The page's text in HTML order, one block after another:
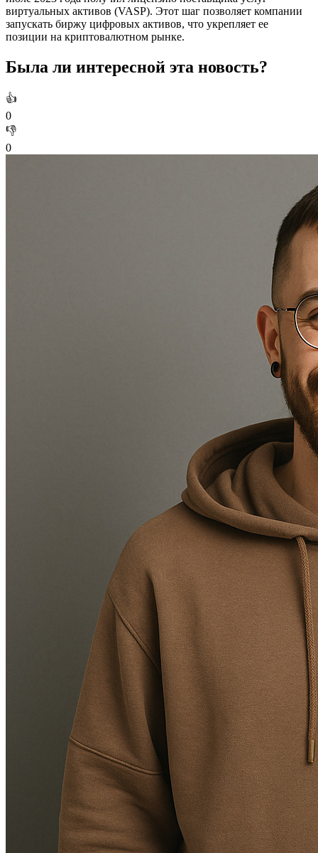
виртуальных активов (VASP). Этот шаг позволяет компании
запускать биржу цифровых активов, что укрепляет ее
позиции на криптовалютном рынке.
Была ли интересной эта новость?
👍
0
👎
0